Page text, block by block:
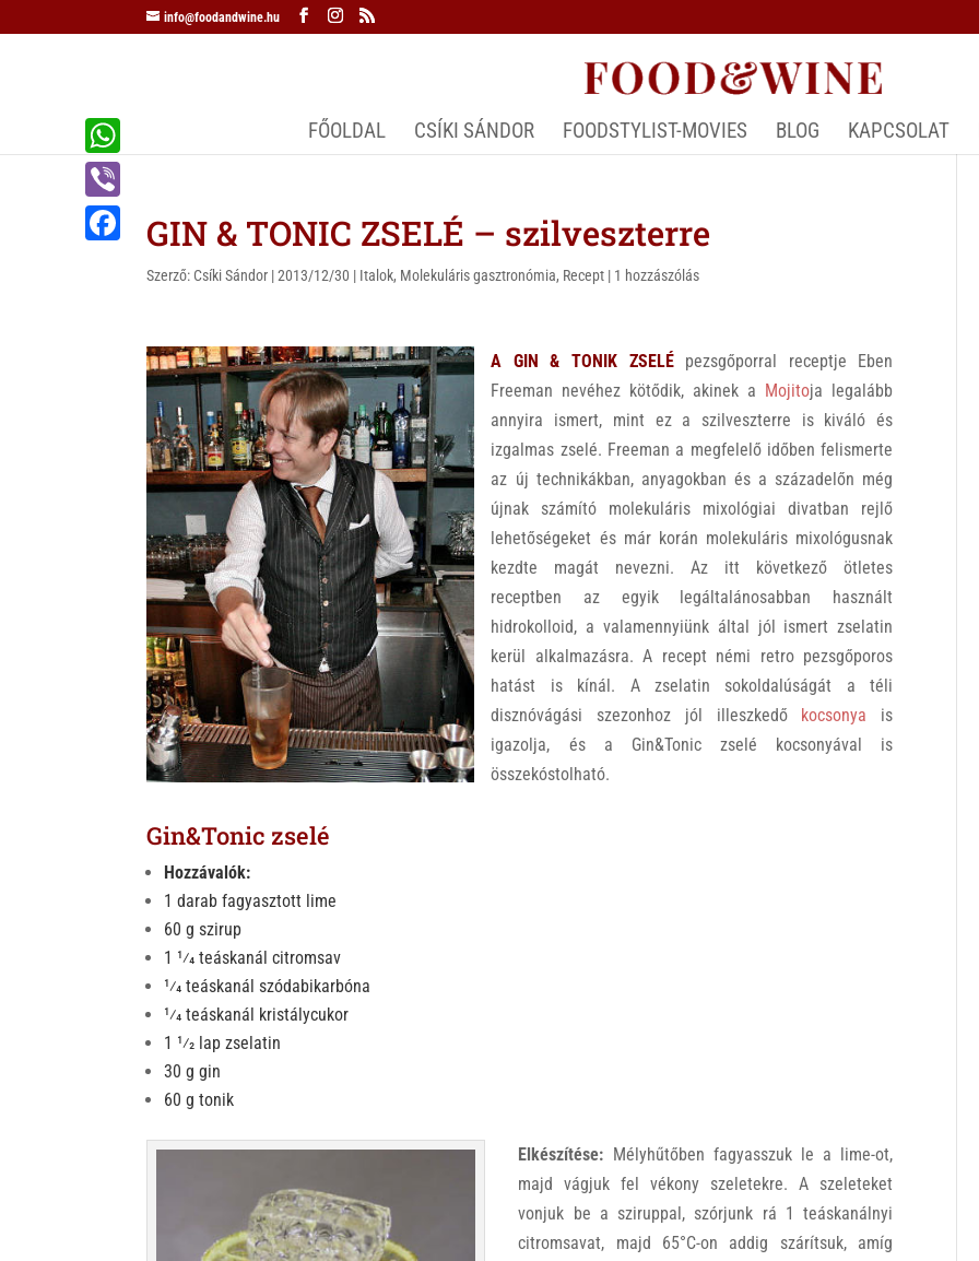
info@foodandwine.hu
FŐOLDAL CSÍKI SÁNDOR FOODSTYLIST-MOVIES BLOG KAPCSOLAT
GIN & TONIC ZSELÉ – szilveszterre
Szerző: Csíki Sándor |2013/12/30 | Italok, Molekuláris gasztronómia, Recept | 1 hozzászólás
A GIN & TONIK ZSELÉpezsgőporral receptje Eben
Freeman nevéhez kötődik, akinek a Mojitoja legalább
annyira ismert, mint ez a szilveszterre is kiváló és
izgalmas zselé. Freeman a megfelelő időben felismerte
az új technikákban, anyagokban és a századelőn még
újnak számító molekuláris mixológiai divatban rejlő
lehetőségeket és már korán molekuláris mixológusnak
kezdte magát nevezni. Az itt következő ötletes
receptben az egyik legáltalánosabban használt
hidrokolloid, a valamennyiünk által jól ismert zselatin
kerül alkalmazásra. A recept némi retro pezsgőporos
hatást is kínál. A zselatin sokoldalúságát a téli
disznóvágási szezonhoz jól illeszkedő kocsonya is
igazolja, és a Gin&Tonic zselé kocsonyával is
összekóstolható.
Gin&Tonic zselé
Hozzávalók:
1 darab fagyasztott lime
60 g szirup
1 1⁄4 teáskanál citromsav
1⁄4 teáskanál szódabikarbóna
1⁄4 teáskanál kristálycukor
1 1⁄2 lap zselatin
30 g gin
60 g tonik
Elkészítése: Mélyhűtőben fagyasszuk le a lime-ot,
majd vágjuk fel vékony szeletekre. A szeleteket
vonjuk be a sziruppal, szórjunk rá 1 teáskanálnyi
citromsavat, majd 65°C-on addig szárítsuk, amíg
W
h
a
V